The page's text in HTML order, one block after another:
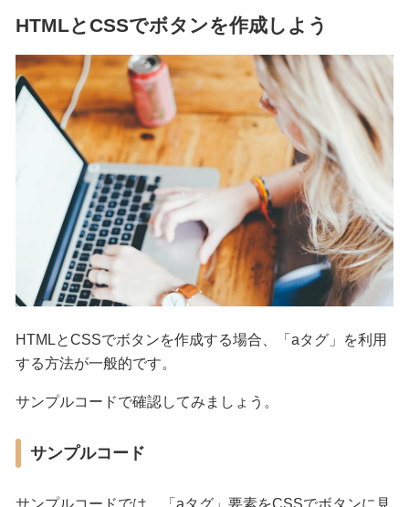
HTMLとCSSでボタンを作成しよう
HTMLとCSSでボタンを作成する場合、「aタグ」を利用
する方法が一般的です。
サンプルコードで確認してみましょう。
サンプルコード
サンプルコードでは、「aタグ」要素をCSSでボタンに見